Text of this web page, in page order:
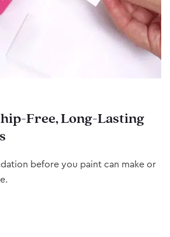
Free, Long-Lasting
before you paint can make or